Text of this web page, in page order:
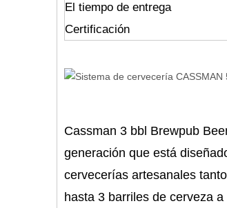
El tiempo de entrega
Certificación
Cassman 3 bbl Brewpub
generación que está
cervecerías artesanales
hasta 3 barriles de cerveza